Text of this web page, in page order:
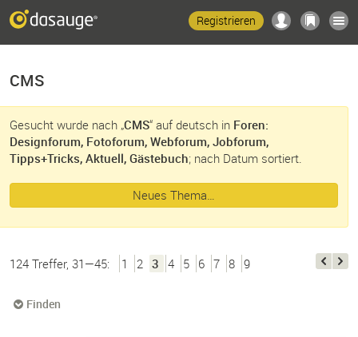
Registrieren
CMS
Gesucht wurde nach „CMS“ auf deutsch in Foren:
Designforum, Fotoforum, Webforum, Jobforum,
Tipps+Tricks, Aktuell, Gästebuch; nach Datum sortiert.
Neues Thema…
124 Treffer, 31—45: 1 2 3 4 5 6 7 8 9
Finden